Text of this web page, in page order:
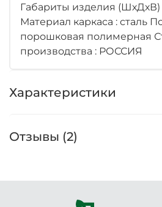
Габариты изделия (ШхДхВ)
Материал каркаса : сталь
порошковая полимерная
производства : РОССИЯ
Характеристики
Отзывы (2)